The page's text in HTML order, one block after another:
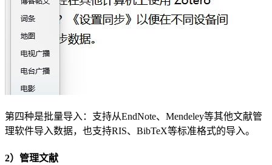
第四种是批量导入：支持从EndNote、Mendeley等其他文献管
理软件导入数据，也支持RIS、BibTeX等标准格式的导入。
2）管理文献